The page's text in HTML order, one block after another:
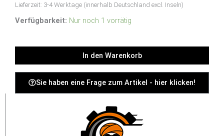
Lieferzeit: 3-4 Werktage (innerhalb Deutschland excl. Inseln)
Verfügbarkeit: Nur noch 1 vorrätig
WS-
USED
Menge
In den Warenkorb
Sie haben eine Frage zum Artikel - hier klicken!